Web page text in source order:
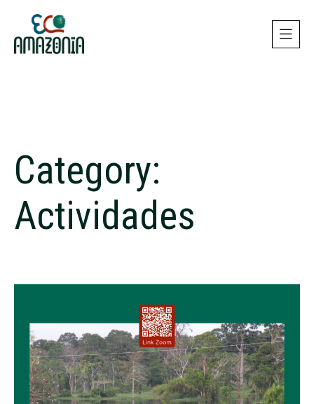
Category:
Actividades